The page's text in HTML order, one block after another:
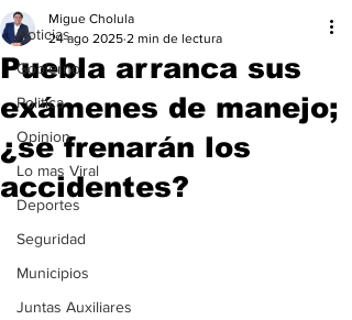
Noticias
Gobierno
Politica
Opinion
Lo mas Viral
Deportes
Seguridad
Municipios
Juntas Auxiliares
Puebla arranca sus
exámenes de manejo;
¿se frenarán los
accidentes?
Migue Cholula
24 ago 2025 2 min de lectura